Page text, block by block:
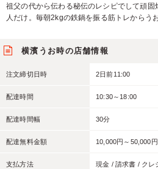
祖父の代から伝わる秘伝のレシピでして頑
人だけ。毎朝2kgの鉄鍋を振る筋トレからう
横濱うお時の店舗情報
注文締切日時 2日前11:00
配達時間 10:30～18:00
配達時間幅 30分
配達無料金額 10,000円～50,000円
支払方法 現金 / 請求書 / クレ